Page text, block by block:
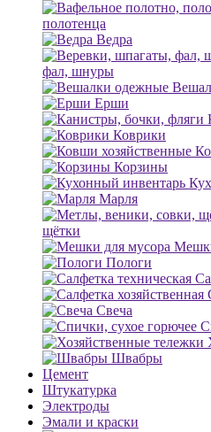
полотенца
Ведра
фал, шнуры
Ерши
Коврики
Корзины
Марля
щётки
Пологи
Свеча
Швабры
Цемент
Штукатурка
Электроды
Эмали и краски